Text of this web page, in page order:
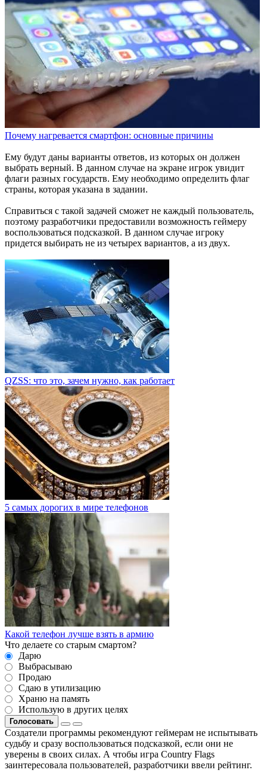
Почему нагревается смартфон: основные причины
Ему будут даны варианты ответов, из которых он должен
выбрать верный. В данном случае на экране игрок увидит
флаги разных государств. Ему необходимо определить флаг
страны, которая указана в задании.
Справиться с такой задачей сможет не каждый пользователь,
поэтому разработчики предоставили возможность геймеру
воспользоваться подсказкой. В данном случае игроку
придется выбирать не из четырех вариантов, а из двух.
QZSS: что это, зачем нужно, как работает
5 самых дорогих в мире телефонов
Какой телефон лучше взять в армию
Что делаете со старым смартом?
Дарю
Выбрасываю
Продаю
Сдаю в утилизацию
Храню на память
Использую в других целях
Голосовать
Создатели программы рекомендуют геймерам не испытывать
судьбу и сразу воспользоваться подсказкой, если они не
уверены в своих силах. А чтобы игра Country Flags
заинтересовала пользователей, разработчики ввели рейтинг.